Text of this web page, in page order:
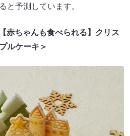
と予測しています。
赤ちゃんも食べられる】クリス
ルケーキ＞